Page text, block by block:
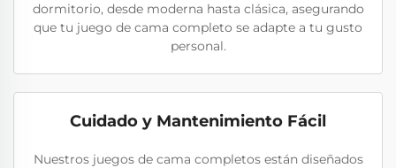
dormitorio, desde moderna hasta clásica, asegurando
que tu juego de cama completo se adapte a tu gusto
personal.
Cuidado y Mantenimiento Fácil
Nuestros juegos de cama completos están diseñados